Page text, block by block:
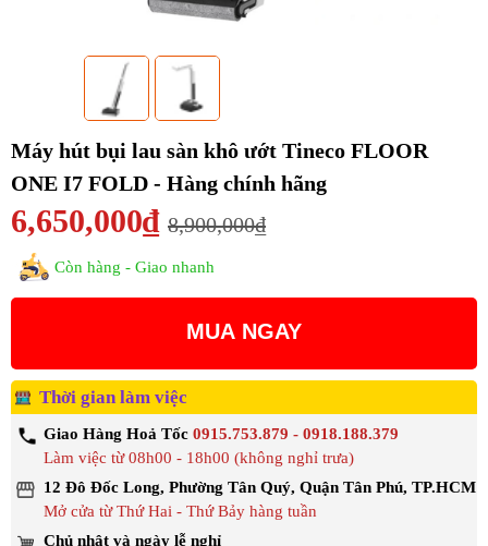
Máy hút bụi lau sàn khô ướt Tineco FLOOR
ONE I7 FOLD - Hàng chính hãng
6,650,000₫ 8,900,000₫
Còn hàng - Giao nhanh
MUA NGAY
Thời gian làm việc
Giao Hàng Hoả Tốc 0915.753.879 - 0918.188.379
Làm việc từ 08h00 - 18h00 (không nghỉ trưa)
12 Đô Đốc Long, Phường Tân Quý, Quận Tân Phú, TP.HCM
Mở cửa từ Thứ Hai - Thứ Bảy hàng tuần
Chủ nhật và ngày lễ nghỉ